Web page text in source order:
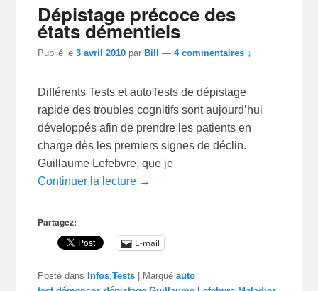
Dépistage précoce des
états démentiels
Publié le3 avril 2010 par Bill —4 commentaires ↓
Différents Tests et autoTests de dépistage
rapide des troubles cognitifs sont aujourd’hui
développés afin de prendre les patients en
charge dès les premiers signes de déclin.
Guillaume Lefebvre, que je
Continuer la lecture →
Partagez:
E-mail
Posté dans Infos,Tests Marqué auto